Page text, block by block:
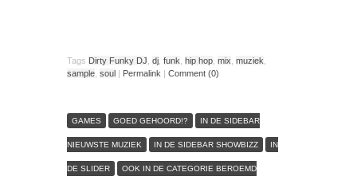
Tags Dirty Funky DJ dj funk hip hop mix muziek
sample soul | Permalink | Comment (0)
GAMES GOED GEHOORD!? IN DE SIDEBAR
NIEUWSTE MUZIEK IN DE SIDEBAR SHOWBIZZ IN
DE SLIDER OOK IN DE CATEGORIE BEROEMD